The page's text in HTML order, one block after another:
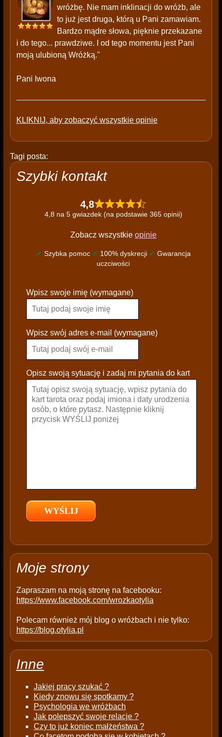
wróżbę. Nie mam inklinacji do wróżb, ale
to już jest druga, którą u Pani zamawiam.
Bardzo mądre słowa, pięknie przekazane
i do tego... prawdziwe. I od tego momentu jest Pani
moją ulubioną Wróżką."
Pani Iwona
KLIKNIJ, aby zobaczyć wszystkie opinie
Tagi posta:
Szybki kontakt
4,8
4,8 na 5 gwiazdek (na podstawie 365 opinii)
Zobacz wszystkie opinie
✔ Szybka pomoc ✔ 100% dyskrecji ✔ Gwarancja
uczciwości
l
a
s
e
a
e
e
p
y
Wpisz swoje imię (wymagane)
Wpisz swój adres e-mail (wymagane)
Opisz swoją sytuację i zadaj mi pytania do kart
Moje strony
Zapraszam na moją stronę na facebooku:
https://www.facebook.com/wrozkaotylia
Polecam również mój blog o wróżbach i nie tylko:
https://blog.otylia.pl
Inne
Jakiej pracy szukać ?
Kiedy znowu się spotkamy ?
Psychologia we wróżbach
Jak polepszyć swoje relacje ?
Czy to już koniec małżeństwa ?